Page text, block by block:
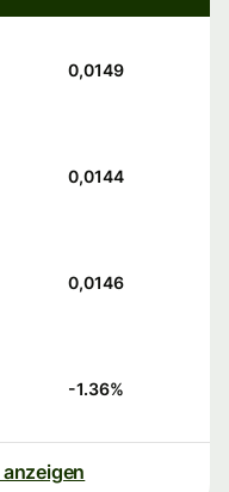
0,0149
0,0144
0,0146
-1.36%